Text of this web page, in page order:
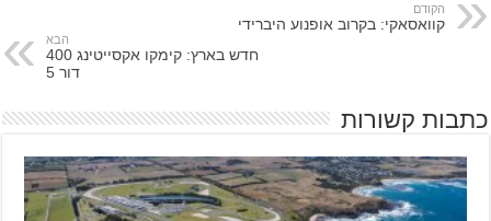
הקודם
קוואסאקי: בקרוב אופנוע היברידי
הבא
חדש בארץ: קימקו אקסייטינג 400
דור 5
כתבות קשורות